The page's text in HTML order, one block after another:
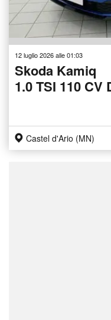
12 luglio 2026 alle 01:03
Skoda Kamiq
1.0 TSI 110
Castel d'Ario (MN)